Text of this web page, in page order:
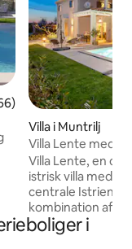
5 i gennemsnitlig
Villa i Muntrilj
Villa Lente med
Istrien
Villa Lente, en
istrisk villa med
centrale Istrien,
kombination af
traditionel istrisk
behagelige ferie.
i